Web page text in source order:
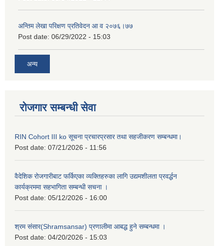
अन्तिम लेखा परिक्षण प्रतिवेदन आ व २०७६।७७
Post date: 06/29/2022 - 15:03
अन्य
रोजगार सम्बन्धी सेवा
RIN Cohort III ko सूचना प्रचारप्रसार तथा सहजीकरण सम्बन्धमा।
Post date: 07/21/2026 - 11:56
वैदेशिक रोजगारीबाट फर्किएका व्यक्तिहरुका लागि उद्यमशीलता प्रवर्द्धन
कार्यक्रममा सहभागिता सम्बन्धी सचना ।
Post date: 05/12/2026 - 16:00
श्रम संसार(Shramsansar) प्रणालीमा आबद्ध हुने सम्बन्धमा ।
Post date: 04/20/2026 - 15:03